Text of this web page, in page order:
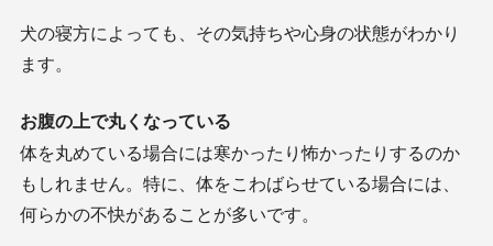
犬の寝方によっても、その気持ちや心身の状態がわかり
ます。
お腹の上で丸くなっている
体を丸めている場合には寒かったり怖かったりするのか
もしれません。特に、体をこわばらせている場合には、
何らかの不快があることが多いです。